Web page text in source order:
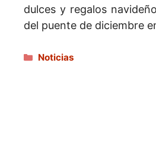
dulces y regalos
del puente de diciembre
Categorías
Noticias